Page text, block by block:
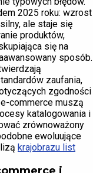
2025 roku: wzrost
ale staje się
produktów,
się na
sposób.
zaufania,
zgodności
commerce muszą
katalogowania i
zrównoważony
ewoluujące
krajobrazu list